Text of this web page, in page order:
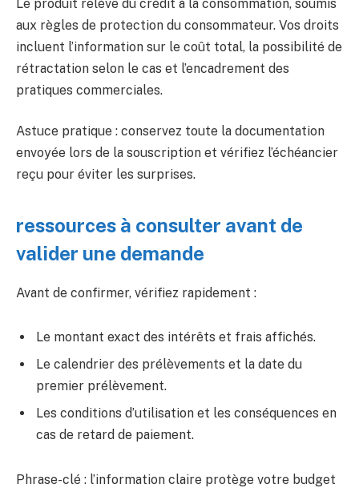
Le produit relève du crédit à la consommation, soumis
aux règles de protection du consommateur. Vos droits
incluent l’information sur le coût total, la possibilité de
rétractation selon le cas et l’encadrement des
pratiques commerciales.
Astuce pratique : conservez toute la documentation
envoyée lors de la souscription et vérifiez l’échéancier
reçu pour éviter les surprises.
ressources à consulter avant de
valider une demande
Avant de confirmer, vérifiez rapidement :
Le montant exact des intérêts et frais affichés.
Le calendrier des prélèvements et la date du
premier prélèvement.
Les conditions d’utilisation et les conséquences en
cas de retard de paiement.
Phrase-clé : l’information claire protège votre budget